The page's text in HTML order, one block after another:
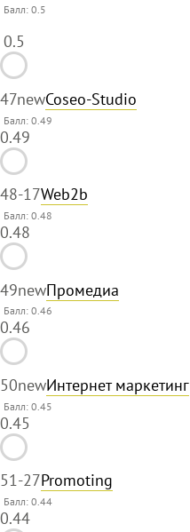
Балл:0.5
0.5
47newCoseo-Studio
Балл: 0.49
0.49
48-17Web2b
Балл: 0.48
0.48
49newПромедиа
Балл: 0.46
0.46
50newИнтернет маркетинг
Балл: 0.45
0.45
51-27Promoting
Балл: 0.44
0.44